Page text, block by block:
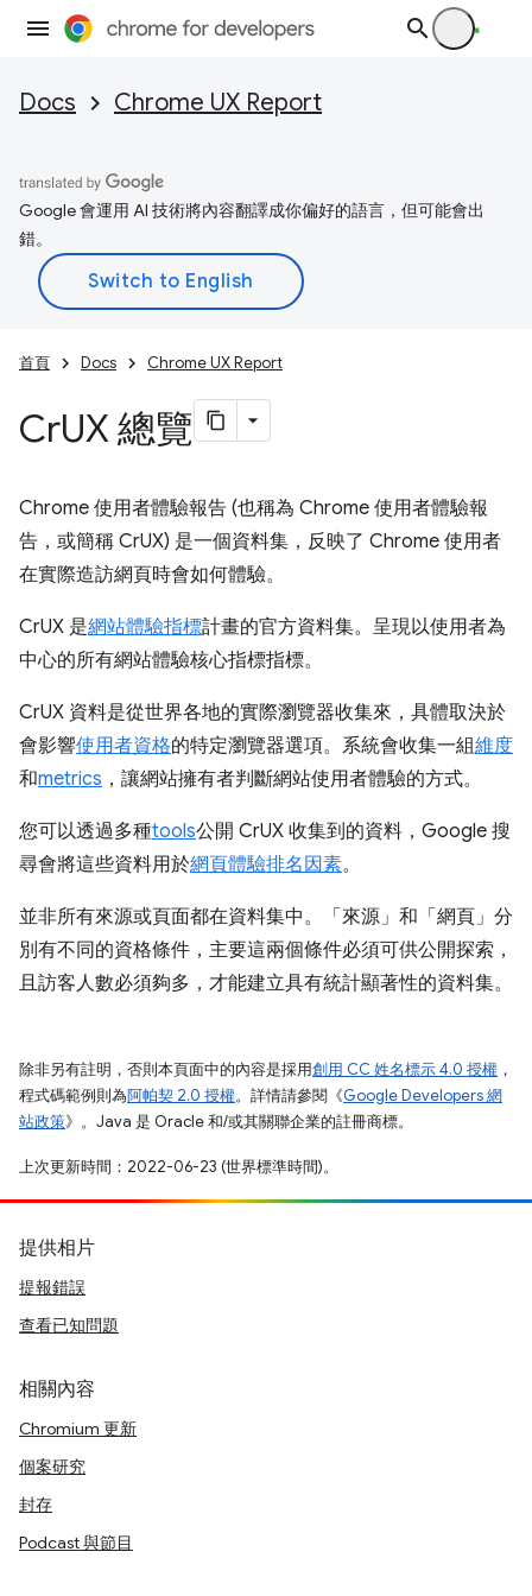
Docs Chrome UX Report
Google 會運用 AI 技術將內容翻譯成你偏好的語言，但可能會出
錯。
首頁 Docs Chrome UX Report
CrUX 總覽
Chrome 使用者體驗報告 (也稱為 Chrome 使用者體驗報
告，或簡稱 CrUX) 是一個資料集，反映了 Chrome 使用者
在實際造訪網頁時會如何體驗。
CrUX 是網站體驗指標計畫的官方資料集。呈現以使用者為
中心的所有網站體驗核心指標指標。
CrUX 資料是從世界各地的實際瀏覽器收集來，具體取決於
會影響使用者資格的特定瀏覽器選項。系統會收集一組維度
和metrics ，讓網站擁有者判斷網站使用者體驗的方式。
您可以透過多種tools公開 CrUX 收集到的資料，Google 搜
尋會將這些資料用於網頁體驗排名因素。
並非所有來源或頁面都在資料集中。「來源」 和「網頁」 分
別有不同的資格條件，主要這兩個條件必須可供公開探索，
且訪客人數必須夠多，才能建立具有統計顯著性的資料集。
除非另有註明，否則本頁面中的內容是採用創用 CC 姓名標示 4.0 授權 ，
程式碼範例則為阿帕契 2.0 授權。詳情請參閱《Google Developers 網
站政策》。Java 是 Oracle 和/或其關聯企業的註冊商標。
上次更新時間：2022-06-23 (世界標準時間)。
提供相片
提報錯誤
查看已知問題
相關內容
Chromium 更新
個案研究
封存
Podcast 與節目